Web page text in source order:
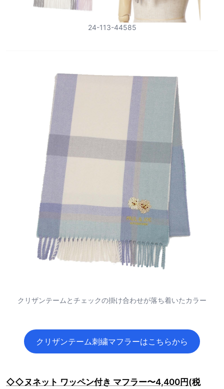
24-113-44585
クリザンテームとチェックの掛け合わせが落ち着いたカラー
クリザンテーム刺繍マフラーはこちらから
◇◇ヌネット ワッペン付き マフラー〜4,400円(税